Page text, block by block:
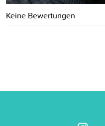
Keine Bewertungen